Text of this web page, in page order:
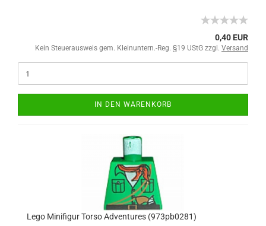
0,40 EUR
Kein Steuerausweis gem. Kleinuntern.-Reg. §19 UStG zzgl. Versand
IN DEN WARENKORB
Lego Minifigur Torso Adventures (973pb0281)